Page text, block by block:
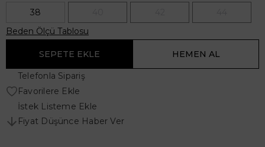
38
Beden Ölçü Tablosu
Telefonla Sipariş
Favorilere Ekle
İstek Listeme Ekle
Fiyat Düşünce Haber Ver